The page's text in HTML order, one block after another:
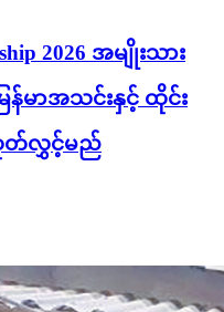
2026 အမျိုးသား
န်မာအသင်းနှင့် ထိုင်း
တ်လွှင့်မည်